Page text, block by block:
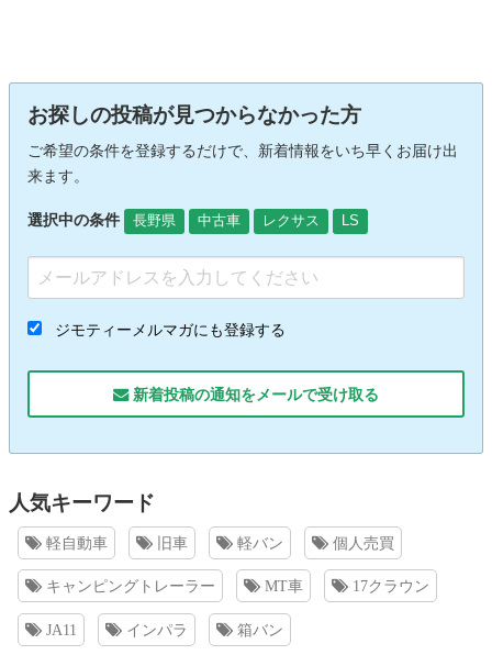
お探しの投稿が見つからなかった方
ご希望の条件を登録するだけで、新着情報をいち早くお届け出
来ます。
選択中の条件 長野県 中古車 レクサス LS
ジモティーメルマガにも登録する
新着投稿の通知をメールで受け取る
人気キーワード
軽自動車 旧車 軽バン 個人売買
キャンピングトレーラー MT車 17クラウン
JA11 インパラ 箱バン